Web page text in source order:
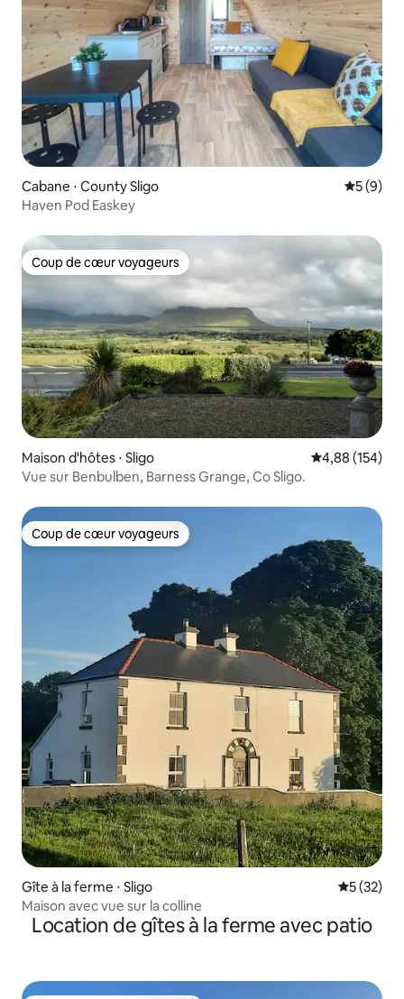
Cabane ⋅ County Sligo
5 (9)
Haven Pod Easkey
Coup de cœur voyageurs
Coup de cœur voyageurs
Maison d'hôtes ⋅ Sligo Évaluation
4,88 (154)
Vue sur Benbulben, Barness Grange, Co Sligo.
Coup de cœur voyageurs
Coup de cœur voyageurs
Gîte à la ferme ⋅ Sligo
5 (32)
Maison avec vue sur la colline
Location de gîtes à la ferme avec patio